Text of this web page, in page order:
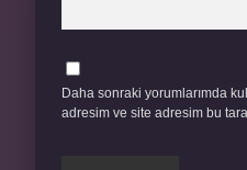
Daha sonraki yorumlarımda
adresim ve site adresim bu